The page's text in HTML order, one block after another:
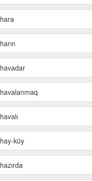
hara
harın
havadar
havalanmaq
havalı
hay-küy
hazırda